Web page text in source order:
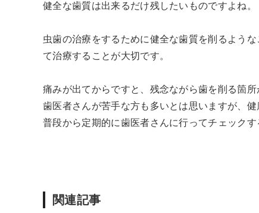
健全な歯質は出来るだけ残したいものですよね。
虫歯の治療をするために健全な歯質を削るよう
て治療することが大切です。
痛みが出てからですと、残念ながら歯を削る箇所
歯医者さんが苦手な方も多いとは思いますが、
普段から定期的に歯医者さんに行ってチェックす
関連記事